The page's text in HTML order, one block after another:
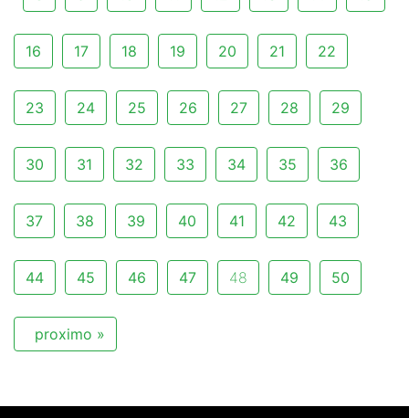
16 17 18 19 20 21 22
23 24 25 26 27 28 29
30 31 32 33 34 35 36
37 38 39 40 41 42 43
44 45 46 47 48 49 50
proximo »